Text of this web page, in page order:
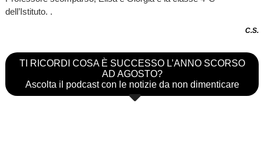
dell’Istituto. .
C.S.
TI RICORDI COSA È SUCCESSO L’ANNO SCORSO
AD AGOSTO?
Ascolta il podcast con le notizie da non dimenticare